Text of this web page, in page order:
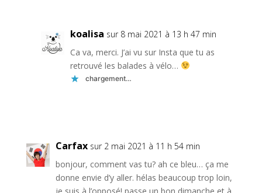
koalisa sur 8 mai 2021 à 13 h 47 min
Ca va, merci. J’ai vu sur Insta que tu as
retrouvé les balades à vélo…
chargement…
Carfax sur 2 mai 2021 à 11 h 54 min
bonjour, comment vas tu? ah ce bleu… ça me
donne envie d’y aller. hélas beaucoup trop loin,